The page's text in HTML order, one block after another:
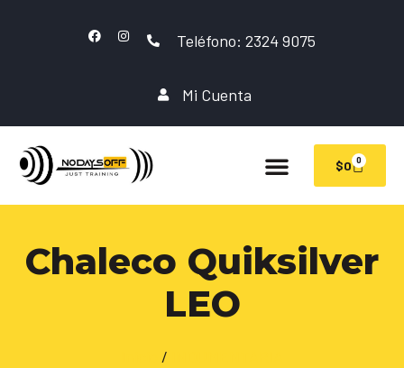
Teléfono: 2324 9075
Mi Cuenta
$0 0
Chaleco Quiksilver
LEO
/